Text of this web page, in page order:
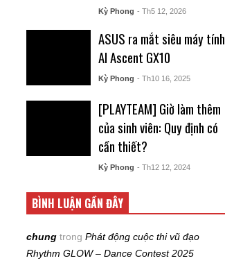
Kỳ Phong - Th5 12, 2026
ASUS ra mắt siêu máy tính
AI Ascent GX10
Kỳ Phong - Th10 16, 2025
[PLAYTEAM] Giờ làm thêm
của sinh viên: Quy định có
cần thiết?
Kỳ Phong - Th12 12, 2024
BÌNH LUẬN GẦN ĐÂY
chung trongPhát động cuộc thi vũ đạo
Rhythm GLOW – Dance Contest 2025